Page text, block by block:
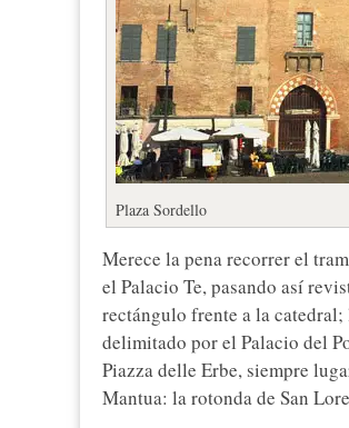
Plaza Sordello
Merece la pena recorrer el
el Palacio Te, pasando así
rectángulo frente a la
delimitado por el Palacio del
Piazza delle Erbe, siempre
Mantua: la rotonda de San